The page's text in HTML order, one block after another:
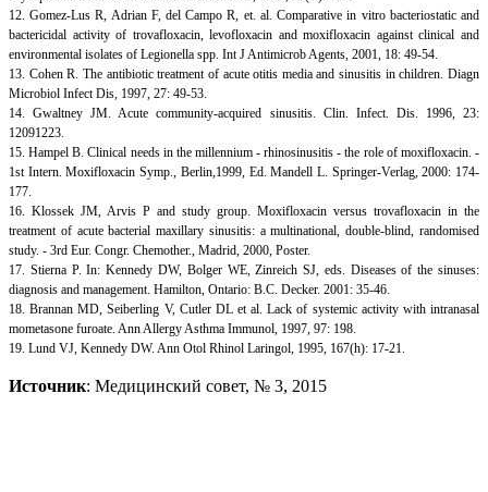
12. Gomez-Lus R, Adrian F, del Campo R, et. al. Comparative in vitro bacteriostatic and
bactericidal activity of trovafloxacin, levofloxacin and moxifloxacin against clinical and
environmental isolates of Legionella spp. Int J Antimicrob Agents, 2001, 18: 49-54.
13. Cohen R. The antibiotic treatment of acute otitis media and sinusitis in children. Diagn
Microbiol Infect Dis, 1997, 27: 49-53.
14. Gwaltney JM. Acute community-acquired sinusitis. Clin. Infect. Dis. 1996, 23:
12091223.
15. Hampel B. Clinical needs in the millennium - rhinosinusitis - the role of moxifloxacin. -
1st Intern. Moxifloxacin Symp., Berlin,1999, Ed. Mandell L. Springer-Verlag, 2000: 174-
177.
16. Klossek JM, Arvis P and study group. Moxifloxacin versus trovafloxacin in the
treatment of acute bacterial maxillary sinusitis: a multinational, double-blind, randomised
study. - 3rd Eur. Congr. Chemother., Madrid, 2000, Poster.
17. Stierna P. In: Kennedy DW, Bolger WE, Zinreich SJ, eds. Diseases of the sinuses:
diagnosis and management. Hamilton, Ontario: B.C. Decker. 2001: 35-46.
18. Brannan MD, Seiberling V, Cutler DL et al. Lack of systemic activity with intranasal
mometasone furoate. Ann Allergy Asthma Immunol, 1997, 97: 198.
19. Lund VJ, Kennedy DW. Ann Otol Rhinol Laringol, 1995, 167(h): 17-21.
Источник: Медицинский совет, № 3, 2015